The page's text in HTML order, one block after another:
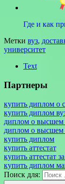
Где и как
Метки вуз,
университет
Text
Партнеры
купить диплом о
купить диплом
диплом о высшем
диплом о высшем
купить диплом
купить аттестат
купить аттестат
купить диплом
Поиск для: